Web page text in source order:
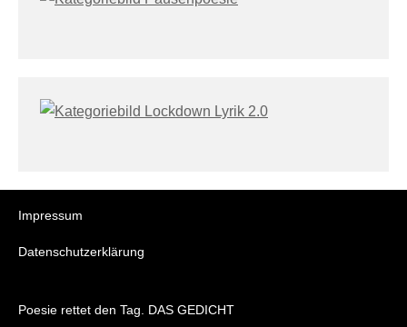
Impressum
Datenschutzerklärung
Poesie rettet den Tag. DAS GEDICHT